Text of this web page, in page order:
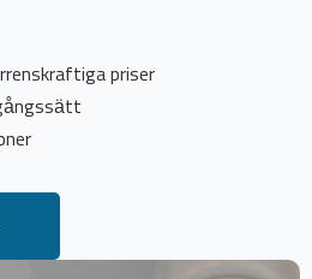
priser